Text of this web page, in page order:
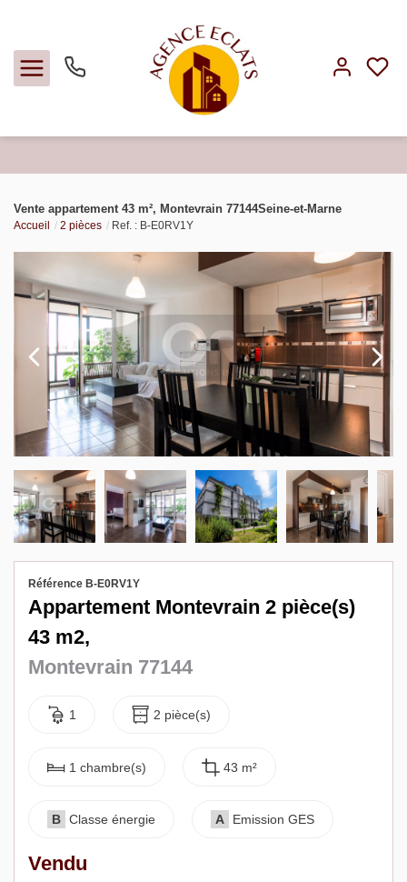
Louer
Faire gérer
Estimer
Notre agence
Biens vendus
Contact
Vente appartement 43 m², Montevrain 77144Seine-et-Marne
Accueil 2 pièces Ref. : B-E0RV1Y
Référence B-E0RV1Y
Appartement Montevrain 2 pièce(s)
43 m2,
Montevrain 77144
1 2 pièce(s)
1 chambre(s) 43 m²
B Classe énergie A Emission GES
Vendu